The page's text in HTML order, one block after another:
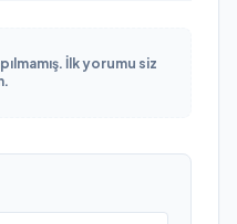
İlk yorumu siz